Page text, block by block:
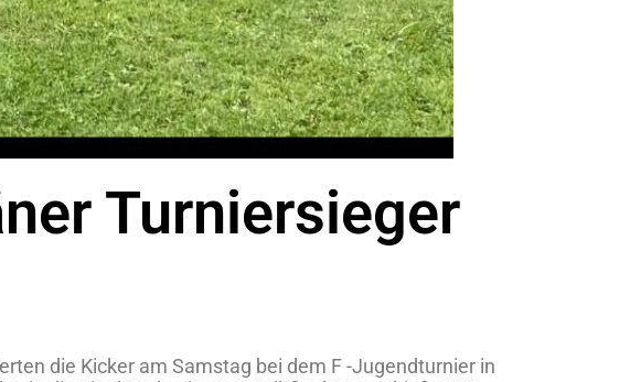
Turniersieger
die Kicker am Samstag bei dem F -Jugendturnier in